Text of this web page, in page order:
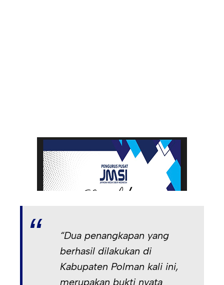
“Dua penangkapan yang
berhasil dilakukan di
Kabupaten Polman kali ini,
merupakan bukti nyata